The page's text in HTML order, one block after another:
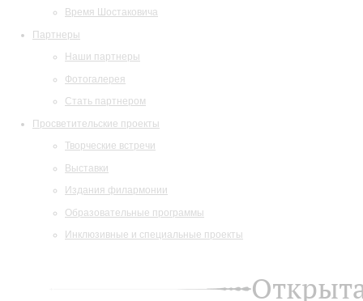
Время Шостаковича
Партнеры
Наши партнеры
Фотогалерея
Стать партнером
Просветительские проекты
Творческие встречи
Выставки
Издания филармонии
Образовательные программы
Инклюзивные и специальные проекты